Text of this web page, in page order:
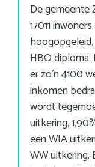
De gemeente
17011
HBO
er zo’n 4100
inkomen
wordt
uitkering,
een WIA
WW uitkering.